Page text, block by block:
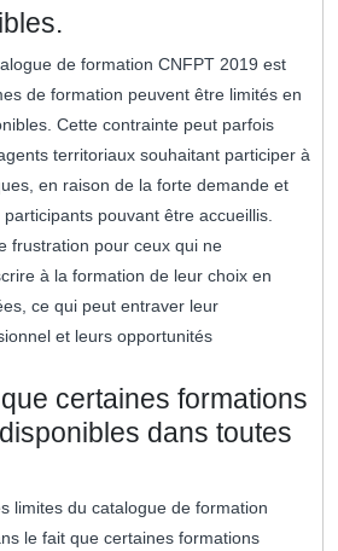
de formation CNFPT 2019 est
de formation peuvent être limités en
Cette contrainte peut parfois
territoriaux souhaitant participer à
en raison de la forte demande et
pouvant être accueillis.
frustration pour ceux qui ne
à la formation de leur choix en
ce qui peut entraver leur
et leurs opportunités
certaines formations
dans toutes
limites du catalogue de formation
le fait que certaines formations